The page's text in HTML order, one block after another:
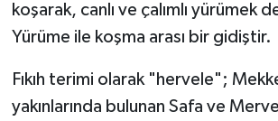
koşarak, canlı ve çalımlı yürümek
Yürüme ile koşma arası bir gidiştir.
Fıkıh terimi olarak "hervele";
yakınlarında bulunan Safa ve
Bartın Müftülüğü
Bayburt Müftülüğü
Ramazan
Zekat
DEPREM
Eğitim